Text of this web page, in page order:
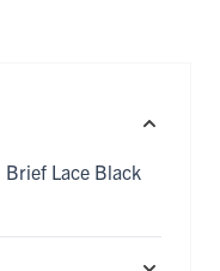
Brief Lace Black